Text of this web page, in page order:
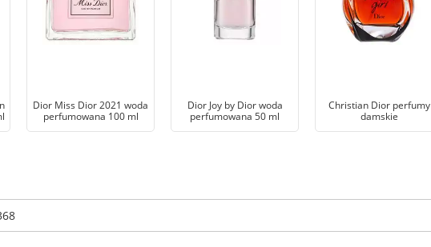
Dior Miss Dior 2021 woda
perfumowana 100 ml
Dior Joy by Dior woda
perfumowana 50 ml
Christian Dior perfumy
damskie